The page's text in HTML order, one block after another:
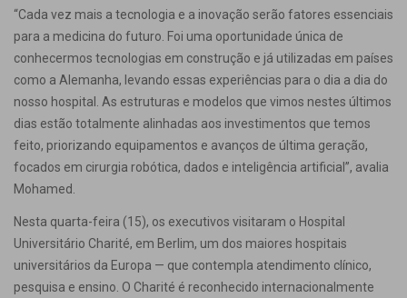
“Cada vez mais a tecnologia e a inovação serão fatores essenciais
para a medicina do futuro. Foi uma oportunidade única de
conhecermos tecnologias em construção e já utilizadas em países
como a Alemanha, levando essas experiências para o dia a dia do
nosso hospital. As estruturas e modelos que vimos nestes últimos
dias estão totalmente alinhadas aos investimentos que temos
feito, priorizando equipamentos e avanços de última geração,
focados em cirurgia robótica, dados e inteligência artificial”, avalia
Mohamed.
Nesta quarta-feira (15), os executivos visitaram o Hospital
Universitário Charité, em Berlim, um dos maiores hospitais
universitários da Europa — que contempla atendimento clínico,
pesquisa e ensino. O Charité é reconhecido internacionalmente